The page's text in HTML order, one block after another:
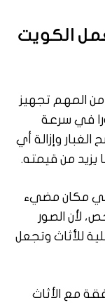
الكويت
المهم تجهيز
في سرعة
وإزالة أي
من قيمته.
في مكان مضيء
لأن الصور
للأثاث وتجعل
مع الأثاث